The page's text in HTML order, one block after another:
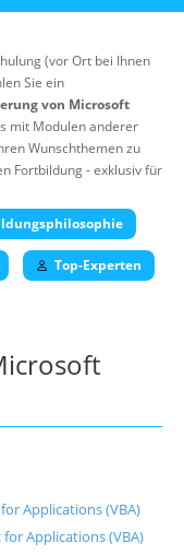
(vor Ort bei Ihnen
Sie ein
von Microsoft
mit Modulen anderer
Wunschthemen zu
Fortbildung - exklusiv für
Top-Experten
Applications (VBA)
Applications (VBA)